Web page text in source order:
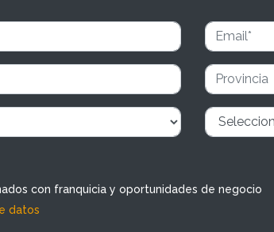
con franquicia y oportunidades de negocio
datos